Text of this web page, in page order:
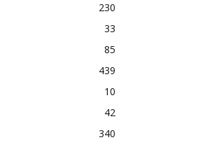
230
33
85
439
10
42
340